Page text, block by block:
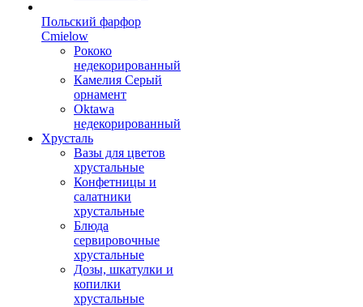
Польский фарфор
Сmielow
Рококо
недекорированный
Камелия Серый
орнамент
Oktawa
недекорированный
Хрусталь
Вазы для цветов
хрустальные
Конфетницы и
салатники
хрустальные
Блюда
сервировочные
хрустальные
Дозы, шкатулки и
копилки
хрустальные